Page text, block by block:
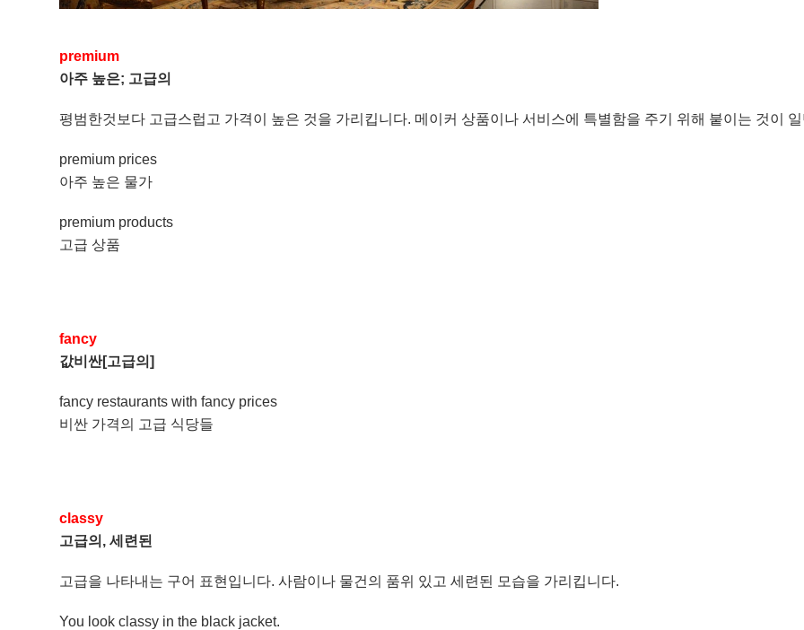
premium
아주 높은; 고급의
평범한것보다 고급스럽고 가격이 높은 것을 가리킵니다. 메이커 상품이나 서비스에 특별함을 주기 위해 붙이는 것이
premium prices
아주 높은 물가
premium products
고급 상품
fancy
값비싼[고급의]
fancy restaurants with fancy prices
비싼 가격의 고급 식당들
classy
고급의, 세련된
고급을 나타내는 구어 표현입니다. 사람이나 물건의 품위 있고 세련된 모습을 가리킵니다.
You look classy in the black jacket.